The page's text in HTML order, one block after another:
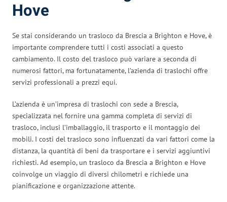
Hove
Se stai considerando un trasloco da Brescia a Brighton e Hove, è
importante comprendere tutti i costi associati a questo
cambiamento. Il costo del trasloco può variare a seconda di
numerosi fattori, ma fortunatamente, l’azienda di traslochi offre
servizi professionali a prezzi equi.
L’azienda è un’impresa di traslochi con sede a Brescia,
specializzata nel fornire una gamma completa di servizi di
trasloco, inclusi l’imballaggio, il trasporto e il montaggio dei
mobili. I costi del trasloco sono influenzati da vari fattori come la
distanza, la quantità di beni da trasportare e i servizi aggiuntivi
richiesti. Ad esempio, un trasloco da Brescia a Brighton e Hove
coinvolge un viaggio di diversi chilometri e richiede una
pianificazione e organizzazione attente.